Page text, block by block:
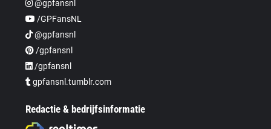
@gpfansnl
/GPFansNL
@gpfansnl
/gpfansnl
/gpfansnl
gpfansnl.tumblr.com
Redactie & bedrijfsinformatie